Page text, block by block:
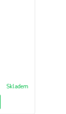
Skladem